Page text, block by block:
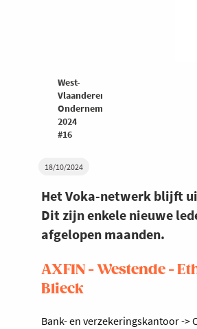
18/10/2024
Het Voka-netwerk blijft
Dit zijn enkele nieuwe
afgelopen maanden.
AXFIN - Westende -
Blieck
Bank- en verzekeringskantoor ->
West-
Vlaanderen
Ondernemers
2024
#16